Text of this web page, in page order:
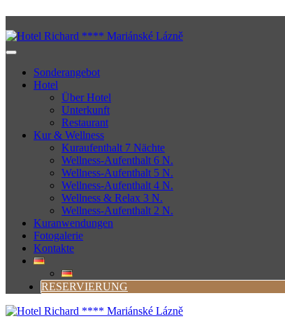
Sonderangebot
Hotel
Über Hotel
Unterkunft
Restaurant
Kur & Wellness
Kuraufenthalt 7 Nächte
Wellness-Aufenthalt 6 N.
Wellness-Aufenthalt 5 N.
Wellness-Aufenthalt 4 N.
Wellness & Relax 3 N.
Wellness-Aufenthalt 2 N.
Kuranwendungen
Fotogalerie
Kontakte
RESERVIERUNG